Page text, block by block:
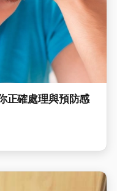
正確處理與預防感